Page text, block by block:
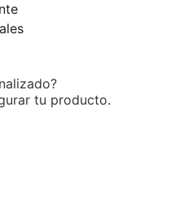
tu producto.